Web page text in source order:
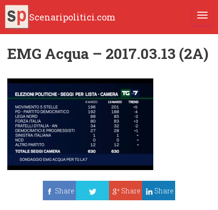
Scenaripolitici.com
EMG Acqua – 2017.03.13 (2A)
Share
Share Share